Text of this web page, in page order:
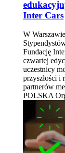
Inter Cars
W
Fundację
czwartej
uczestnicy
przyszłości i
partnerów
POLSKA